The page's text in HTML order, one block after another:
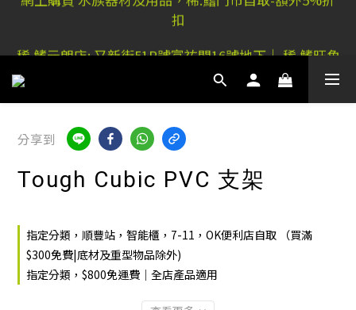
稀.鰭元朗店: 又新街51P號富祐閣16號地下｜ 稀.鰭旺角
扣
稀.鰭元朗店: 又新街51P號富祐閣16號地下｜ 稀.鰭旺角
分享到
Tough Cubic PVC 支架
指定分類，順豐站，智能櫃，7-11，OK便利店自取 （買滿
$300免費|底材及重型物品除外)
指定分類，$800免運費｜全店產品適用